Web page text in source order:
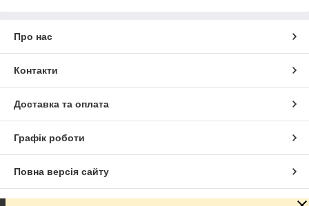
Про нас
Контакти
Доставка та оплата
Графік роботи
Повна версія сайту